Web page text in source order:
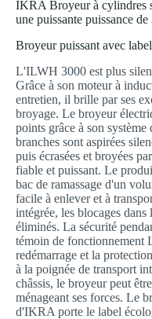
IKRA Broyeur à cylindres
une puissante puissance
Broyeur puissant avec
L'ILWH 3000 est plus
Grâce à son moteur à
entretien, il brille par ses
broyage. Le broyeur
points grâce à son
branches sont aspirées
puis écrasées et broyées
fiable et puissant. Le
bac de ramassage d'un
facile à enlever et à
intégrée, les blocages
éliminés. La sécurité
témoin de fonctionnement
redémarrage et la
à la poignée de transport
châssis, le broyeur peut
ménageant ses forces. Le
d'IKRA porte le label